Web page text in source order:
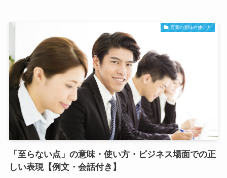
言葉の意味や使い方
「至らない点」の意味・使い方・ビジネス場面での正
しい表現【例文・会話付き】